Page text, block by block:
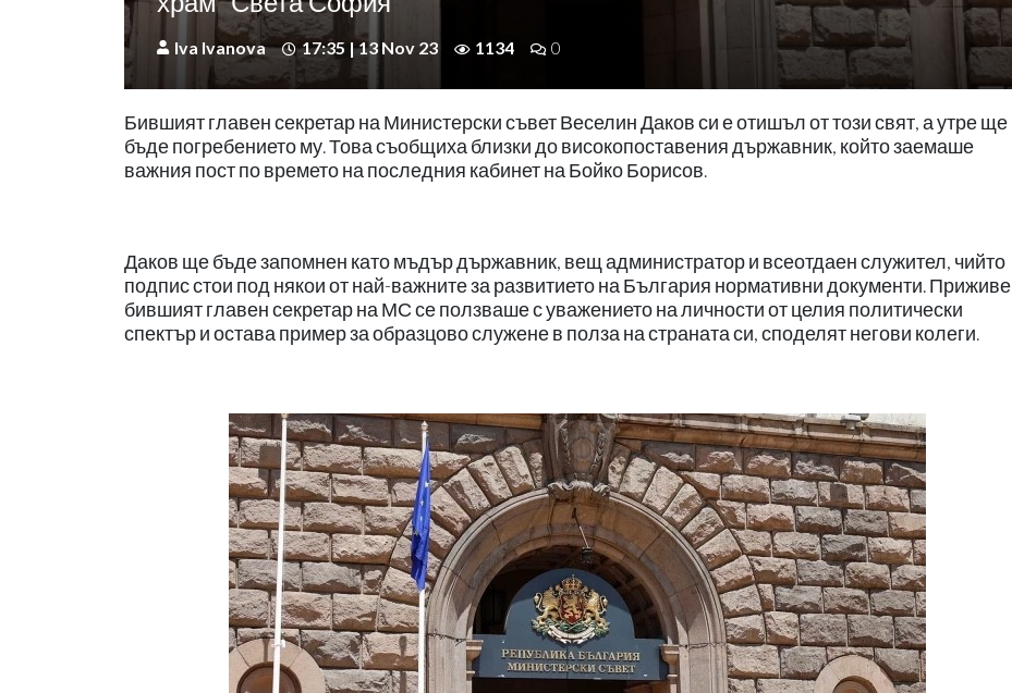
Iva Ivanova 17:35 | 13 Nov 23 1134 0
Бившият главен секретар на Министерски съвет Веселин Даков си е отишъл от този свят, а утре ще
бъде погребението му. Това съобщиха близки до високопоставения държавник, който заемаше
важния пост по времето на последния кабинет на Бойко Борисов.
Даков ще бъде запомнен като мъдър държавник, вещ администратор и всеотдаен служител, чийто
подпис стои под някои от най-важните за развитието на България нормативни документи. Приживе
бившият главен секретар на МС се ползваше с уважението на личности от целия политически
спектър и остава пример за образцово служене в полза на страната си, споделят негови колеги.